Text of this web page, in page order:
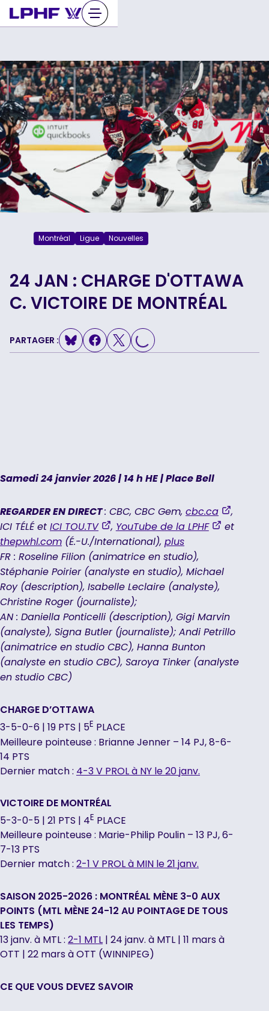
Sauter
au
Montréal Ligue Nouvelles
24 JAN : CHARGE D'OTTAWA
C. VICTOIRE DE MONTRÉAL
PARTAGER : LOADING...
Samedi 24 janvier 2026 | 14 h HE | Place Bell
REGARDER EN DIRECT: CBC, CBC Gem, cbc.ca
,
opens
,
ICI TÉLÉ et ICI TOU.TV
,
opens
in
a
new
tab
, YouTube de la LPHF
,
a
et
thepwhl.com (É.-U./International), plus
FR : Roseline Filion (animatrice en studio),
Stéphanie Poirier (analyste en studio), Michael
Roy (description), Isabelle Leclaire (analyste),
Christine Roger (journaliste);
AN : Daniella Ponticelli (description), Gigi Marvin
(analyste), Signa Butler (journaliste); Andi Petrillo
(animatrice en studio CBC), Hanna Bunton
(analyste en studio CBC), Saroya Tinker (analyste
en studio CBC)
CHARGE D’OTTAWA
3-5-0-6 | 19 PTS | 5E PLACE
Meilleure pointeuse : Brianne Jenner – 14 PJ, 8-6-
14 PTS
Dernier match : 4-3 V PROL à NY le 20 janv.
VICTOIRE DE MONTRÉAL
5-3-0-5 | 21 PTS | 4E PLACE
Meilleure pointeuse : Marie-Philip Poulin – 13 PJ, 6-
7-13 PTS
Dernier match : 2-1 V PROL à MIN le 21 janv.
SAISON 2025-2026 : MONTRÉAL MÈNE 3-0 AUX
POINTS (MTL MÈNE 24-12 AU POINTAGE DE TOUS
LES TEMPS)
13 janv. à MTL : 2-1 MTL | 24 janv. à MTL | 11 mars à
OTT | 22 mars à OTT (WINNIPEG)
CE QUE VOUS DEVEZ SAVOIR